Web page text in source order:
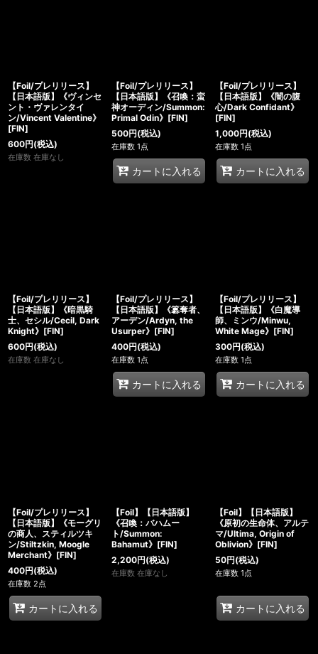
【Foil/プレリリース】
【日本語版】《ヴィンセ
ント・ヴァレンタイ
ン/Vincent Valentine》
[FIN]
600円(税込)
在庫数 在庫なし
【Foil/プレリリース】
【日本語版】《召喚：蛮
神オーディン/Summon:
Primal Odin》[FIN]
500円(税込)
在庫数 1点
カートに入れる
【Foil/プレリリース】
【日本語版】《闇の腹
心/Dark Confidant》
[FIN]
1,000円(税込)
在庫数 1点
カートに入れる
【Foil/プレリリース】
【日本語版】《暗黒騎
士、セシル/Cecil, Dark
Knight》[FIN]
600円(税込)
在庫数 在庫なし
【Foil/プレリリース】
【日本語版】《簒奪者、
アーデン/Ardyn, the
Usurper》[FIN]
400円(税込)
在庫数 1点
カートに入れる
【Foil/プレリリース】
【日本語版】《白魔導
師、ミンウ/Minwu,
White Mage》[FIN]
300円(税込)
在庫数 1点
カートに入れる
【Foil/プレリリース】
【日本語版】《モーグリ
の商人、スティルツキ
ン/Stiltzkin, Moogle
Merchant》[FIN]
400円(税込)
在庫数 2点
カートに入れる
【Foil】【日本語版】
《召喚：バハムー
ト/Summon:
Bahamut》[FIN]
2,200円(税込)
在庫数 在庫なし
【Foil】【日本語版】
《原初の生命体、アルテ
マ/Ultima, Origin of
Oblivion》[FIN]
50円(税込)
在庫数 1点
カートに入れる